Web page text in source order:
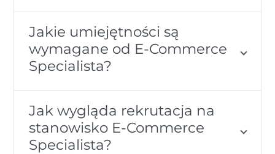
Jakie umiejętności są
wymagane od E-Commerce
Specialista?
Jak wygląda rekrutacja na
stanowisko E-Commerce
Specialista?